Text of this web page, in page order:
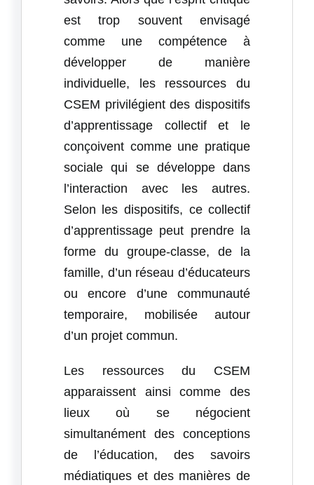
est trop souvent envisagé
comme une compétence à
développer de manière
individuelle, les ressources du
CSEM privilégient des dispositifs
d’apprentissage collectif et le
conçoivent comme une pratique
sociale qui se développe dans
l’interaction avec les autres.
Selon les dispositifs, ce collectif
d’apprentissage peut prendre la
forme du groupe-classe, de la
famille, d’un réseau d’éducateurs
ou encore d’une communauté
temporaire, mobilisée autour
d’un projet commun.
Les ressources du CSEM
apparaissent ainsi comme des
lieux où se négocient
simultanément des conceptions
de l’éducation, des savoirs
médiatiques et des manières de